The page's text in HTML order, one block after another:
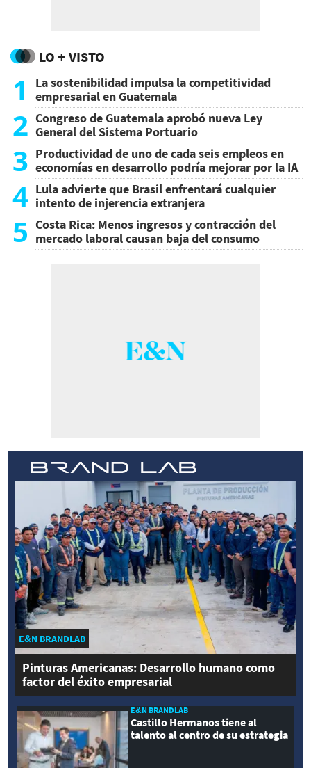
LO + VISTO
1
La sostenibilidad impulsa la competitividad
empresarial en Guatemala
2 Congreso de Guatemala aprobó nueva Ley
General del Sistema Portuario
3 Productividad de uno de cada seis empleos en
economías en desarrollo podría mejorar por la IA
4 Lula advierte que Brasil enfrentará cualquier
intento de injerencia extranjera
5 Costa Rica: Menos ingresos y contracción del
mercado laboral causan baja del consumo
E&N BRANDLAB
Pinturas Americanas: Desarrollo humano como
factor del éxito empresarial
E&N BRANDLAB
Castillo Hermanos tiene al
talento al centro de su estrategia